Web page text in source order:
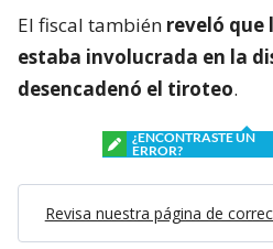
El fiscal también reveló que
estaba involucrada en la
desencadenó el tiroteo.
¿ENCONTRASTE UN
ERROR?
Revisa nuestra página de